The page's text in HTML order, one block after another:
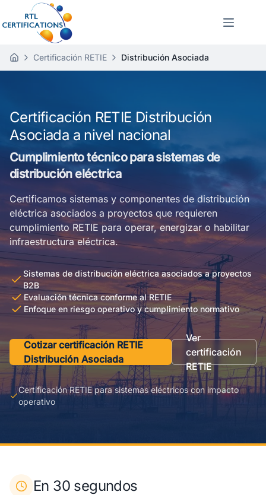
I
o
Certificación RETIE Distribución Asociada
Certificación RETIE Distribución
Asociada a nivel nacional
Cumplimiento técnico para sistemas de
distribución eléctrica
Certificamos sistemas y componentes de distribución
eléctrica asociados a proyectos que requieren
cumplimiento RETIE para operar, energizar o habilitar
infraestructura eléctrica.
Sistemas de distribución eléctrica asociados a proyectos
B2B
Evaluación técnica conforme al RETIE
Enfoque en riesgo operativo y cumplimiento normativo
Cotizar certificación RETIE
Distribución Asociada
Ver
certificación
RETIE
Certificación RETIE para sistemas eléctricos con impacto
operativo
En 30 segundos